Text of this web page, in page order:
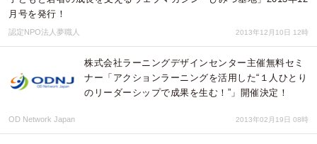
月号を発行！
認定NPO法人夢職人 2013年12月10日 12時
株式会社ラーニングデザインセンター主催無料セミ
ナー「アクションラーニングを活用した“１人ひとり
のリーダーシップで成果を生む！”」開催決定！
OD Network Japan 2013年02月19日 08時